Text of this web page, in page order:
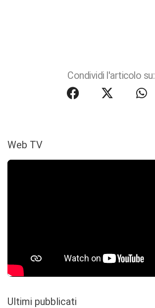
Condividi l'articolo su:
Web TV
Ultimi pubblicati